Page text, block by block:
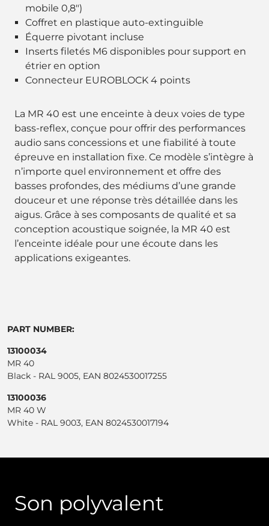
mobile 0,8")
Coffret en plastique auto-extinguible
Équerre pivotant incluse
Inserts filetés M6 disponibles pour support en
étrier en option
Connecteur EUROBLOCK 4 points
La MR 40 est une enceinte à deux voies de type
bass-reflex, conçue pour offrir des performances
audio sans concessions et une fiabilité à toute
épreuve en installation fixe. Ce modèle s’intègre à
n’importe quel environnement et offre des
basses profondes, des médiums d’une grande
douceur et une réponse très détaillée dans les
aigus. Grâce à ses composants de qualité et sa
conception acoustique soignée, la MR 40 est
l’enceinte idéale pour une écoute dans les
applications exigeantes.
PART NUMBER:
13100034
MR 40
Black - RAL 9005, EAN 8024530017255
13100036
MR 40 W
White - RAL 9003, EAN 8024530017194
Son polyvalent